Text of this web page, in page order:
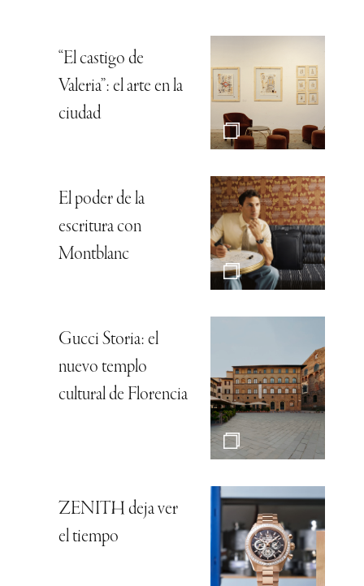
“El castigo de
Valeria”: el arte en la
ciudad
El poder de la
escritura con
Montblanc
Gucci Storia: el
nuevo templo
cultural de Florencia
ZENITH deja ver
el tiempo